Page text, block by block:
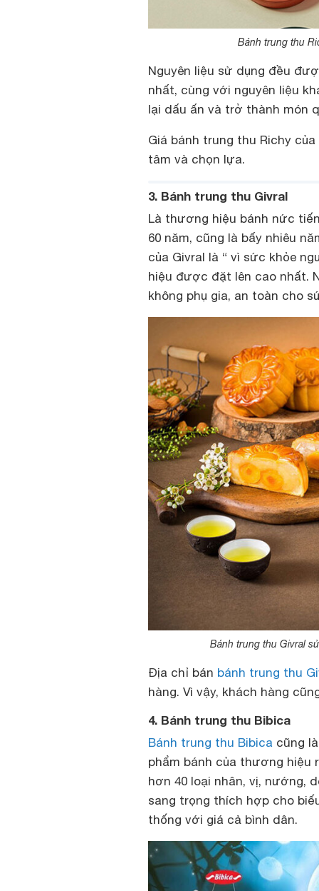
Bánh trung thu
Nguyên liệu sử dụng đều
nhất, cùng với nguyên liệu
lại dấu ấn và trở thành món
Giá bánh trung thu Richy
tâm và chọn lựa.
3. Bánh trung thu Givral
Là thương hiệu bánh nức
60 năm, cũng là bấy nhiêu
của Givral là “ vì sức khỏe
hiệu được đặt lên cao nhất.
không phụ gia, an toàn cho
Bánh trung thu Givral
Địa chỉ bán bánh trung thu
hàng. Vì vậy, khách hàng
4. Bánh trung thu Bibica
Bánh trung thu Bibica cũng
phẩm bánh của thương hiệu
hơn 40 loại nhân, vị, nướng,
sang trọng thích hợp cho
thống với giá cả bình dân.